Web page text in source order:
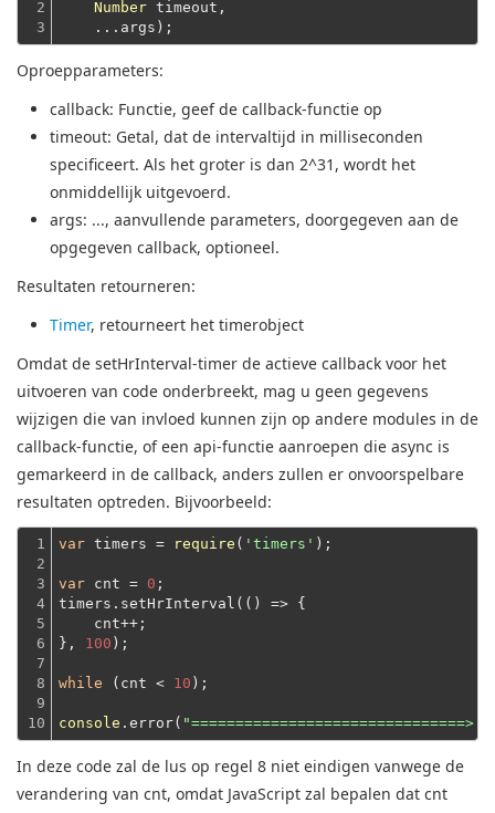
2
3
Number timeout,
    ...args);
Oproepparameters:
callback: Functie, geef de callback-functie op
timeout: Getal, dat de intervaltijd in milliseconden
specificeert. Als het groter is dan 2^31, wordt het
onmiddellijk uitgevoerd.
args: ..., aanvullende parameters, doorgegeven aan de
opgegeven callback, optioneel.
Resultaten retourneren:
Timer, retourneert het timerobject
Omdat de setHrInterval-timer de actieve callback voor het
uitvoeren van code onderbreekt, mag u geen gegevens
wijzigen die van invloed kunnen zijn op andere modules in de
callback-functie, of een api-functie aanroepen die async is
gemarkeerd in de callback, anders zullen er onvoorspelbare
resultaten optreden. Bijvoorbeeld:
1
2
3
4
5
6
7
8
9
10
var timers = require ( 'timers' );
var cnt = 0 ;
timers.setHrInterval( () => {
    cnt++;
}, 100 );
while (cnt < 10 );
console .error( "===============================>
In deze code zal de lus op regel 8 niet eindigen vanwege de
verandering van cnt, omdat JavaScript zal bepalen dat cnt